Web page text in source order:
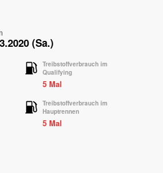
(Sa.)
Treibstoffverbrauch im
Qualifying
5 Mal
Treibstoffverbrauch im
Hauptrennen
5 Mal